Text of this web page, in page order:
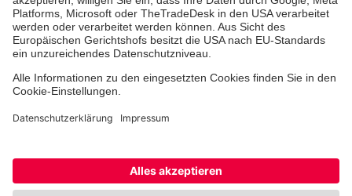
Spendenprojekte
Einrichtungen
Cookie-Einstellungen Datenschutz Barrierefreiheit